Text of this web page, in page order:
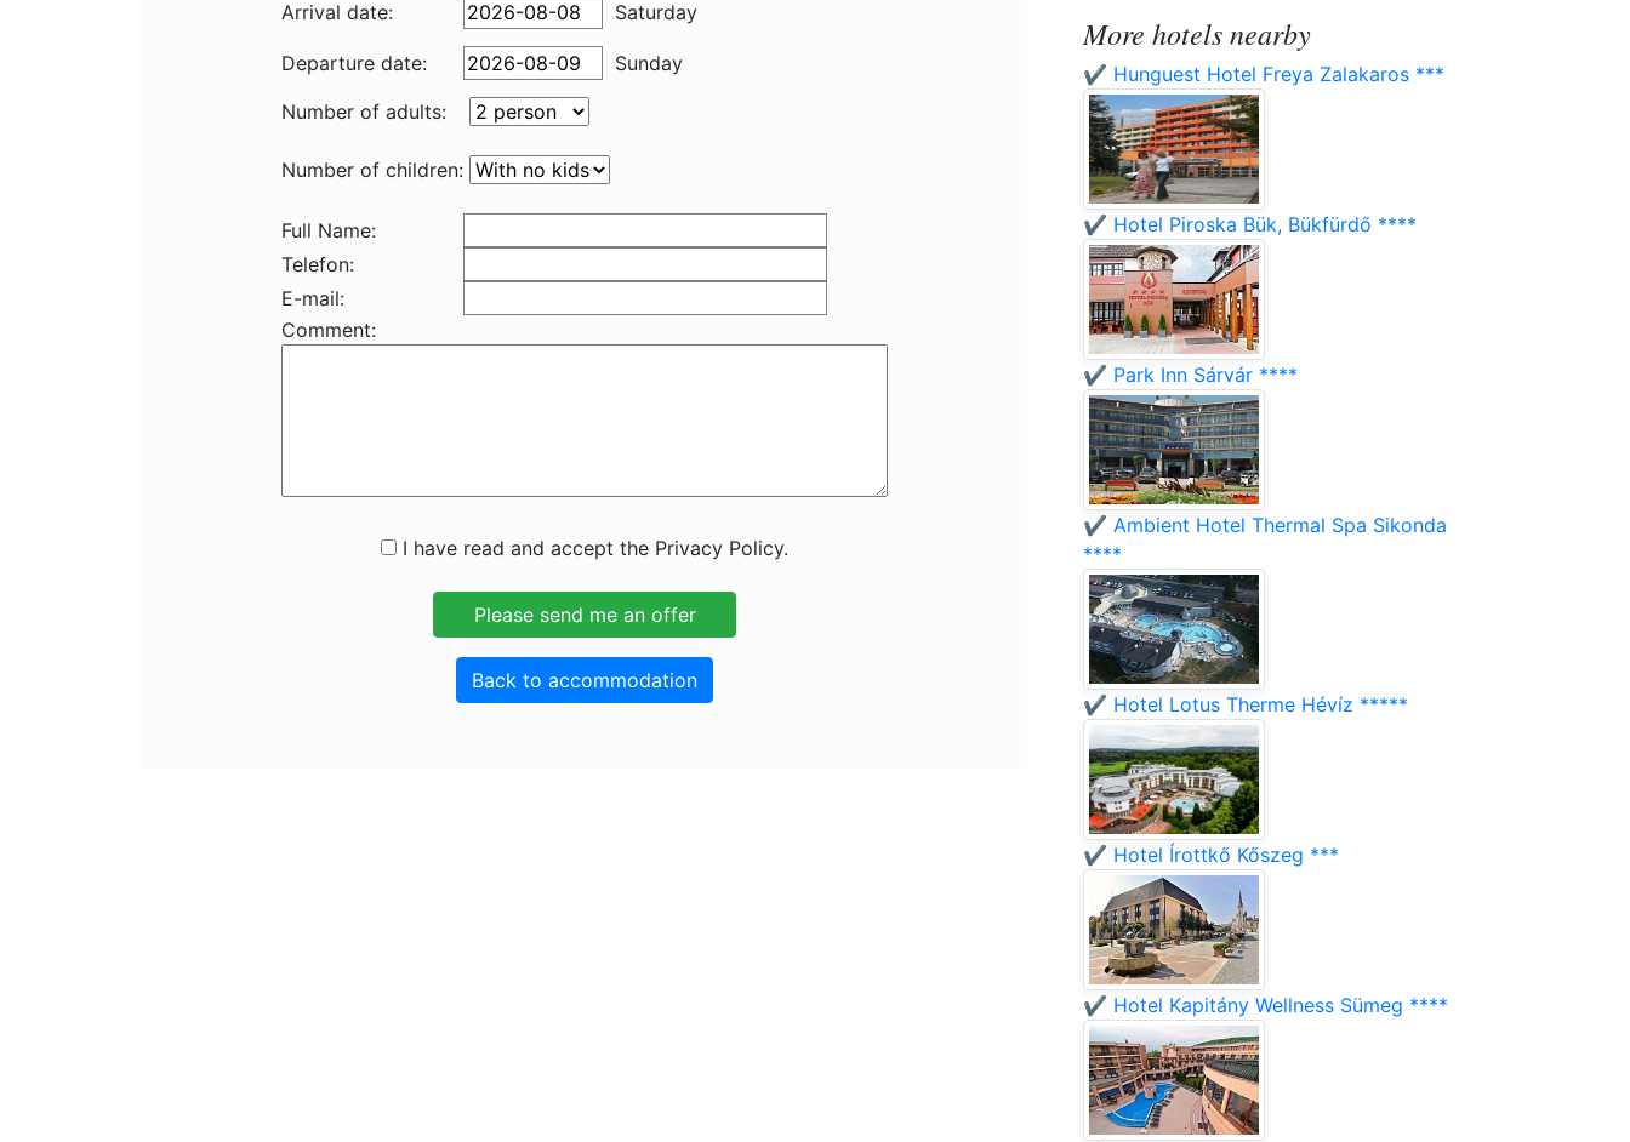
Arrival date: Saturday
Departure date:
Sunday
Number of adults:
Number of children:
Full Name:
Telefon:
E-mail:
Comment:
I have read and accept the Privacy Policy.
Back to accommodation
More hotels nearby
✔️ Hunguest Hotel Freya Zalakaros ***
✔️ Hotel Piroska Bük, Bükfürdő ****
✔️ Park Inn Sárvár ****
✔️ Ambient Hotel Thermal Spa Sikonda
****
✔️ Hotel Lotus Therme Hévíz *****
✔️ Hotel Írottkő Kőszeg ***
✔️ Hotel Kapitány Wellness Sümeg ****